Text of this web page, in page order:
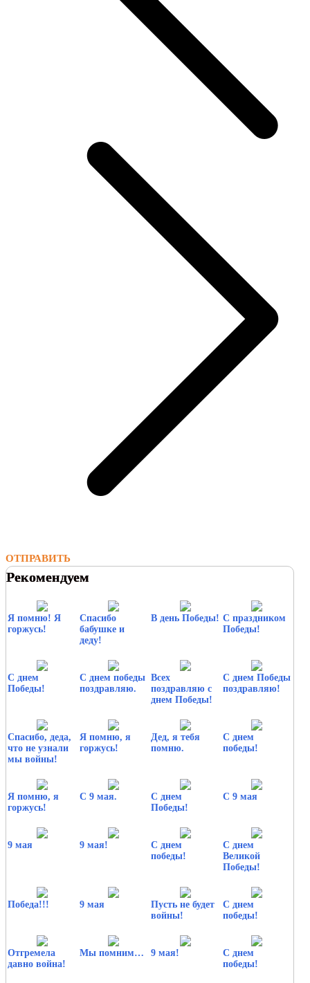
ОТПРАВИТЬ
Рекомендуем
Я помню! Я
горжусь!
Спасибо
бабушке и
деду!
В день Победы! С праздником
Победы!
С днем
Победы!
С днем победы
поздравляю.
Всех
поздравляю с
днем Победы!
С днем Победы
поздравляю!
Спасибо, деда,
что не узнали
мы войны!
Я помню, я
горжусь!
Дед, я тебя
помню.
С днем
победы!
Я помню, я
горжусь!
С 9 мая.
С днем
Победы!
С 9 мая
9 мая 9 мая!
С днем
победы!
С днем
Великой
Победы!
Победа!!! 9 мая
Пусть не будет
войны!
С днем
победы!
Отгремела
давно война!
Мы помним… 9 мая!
С днем
победы!